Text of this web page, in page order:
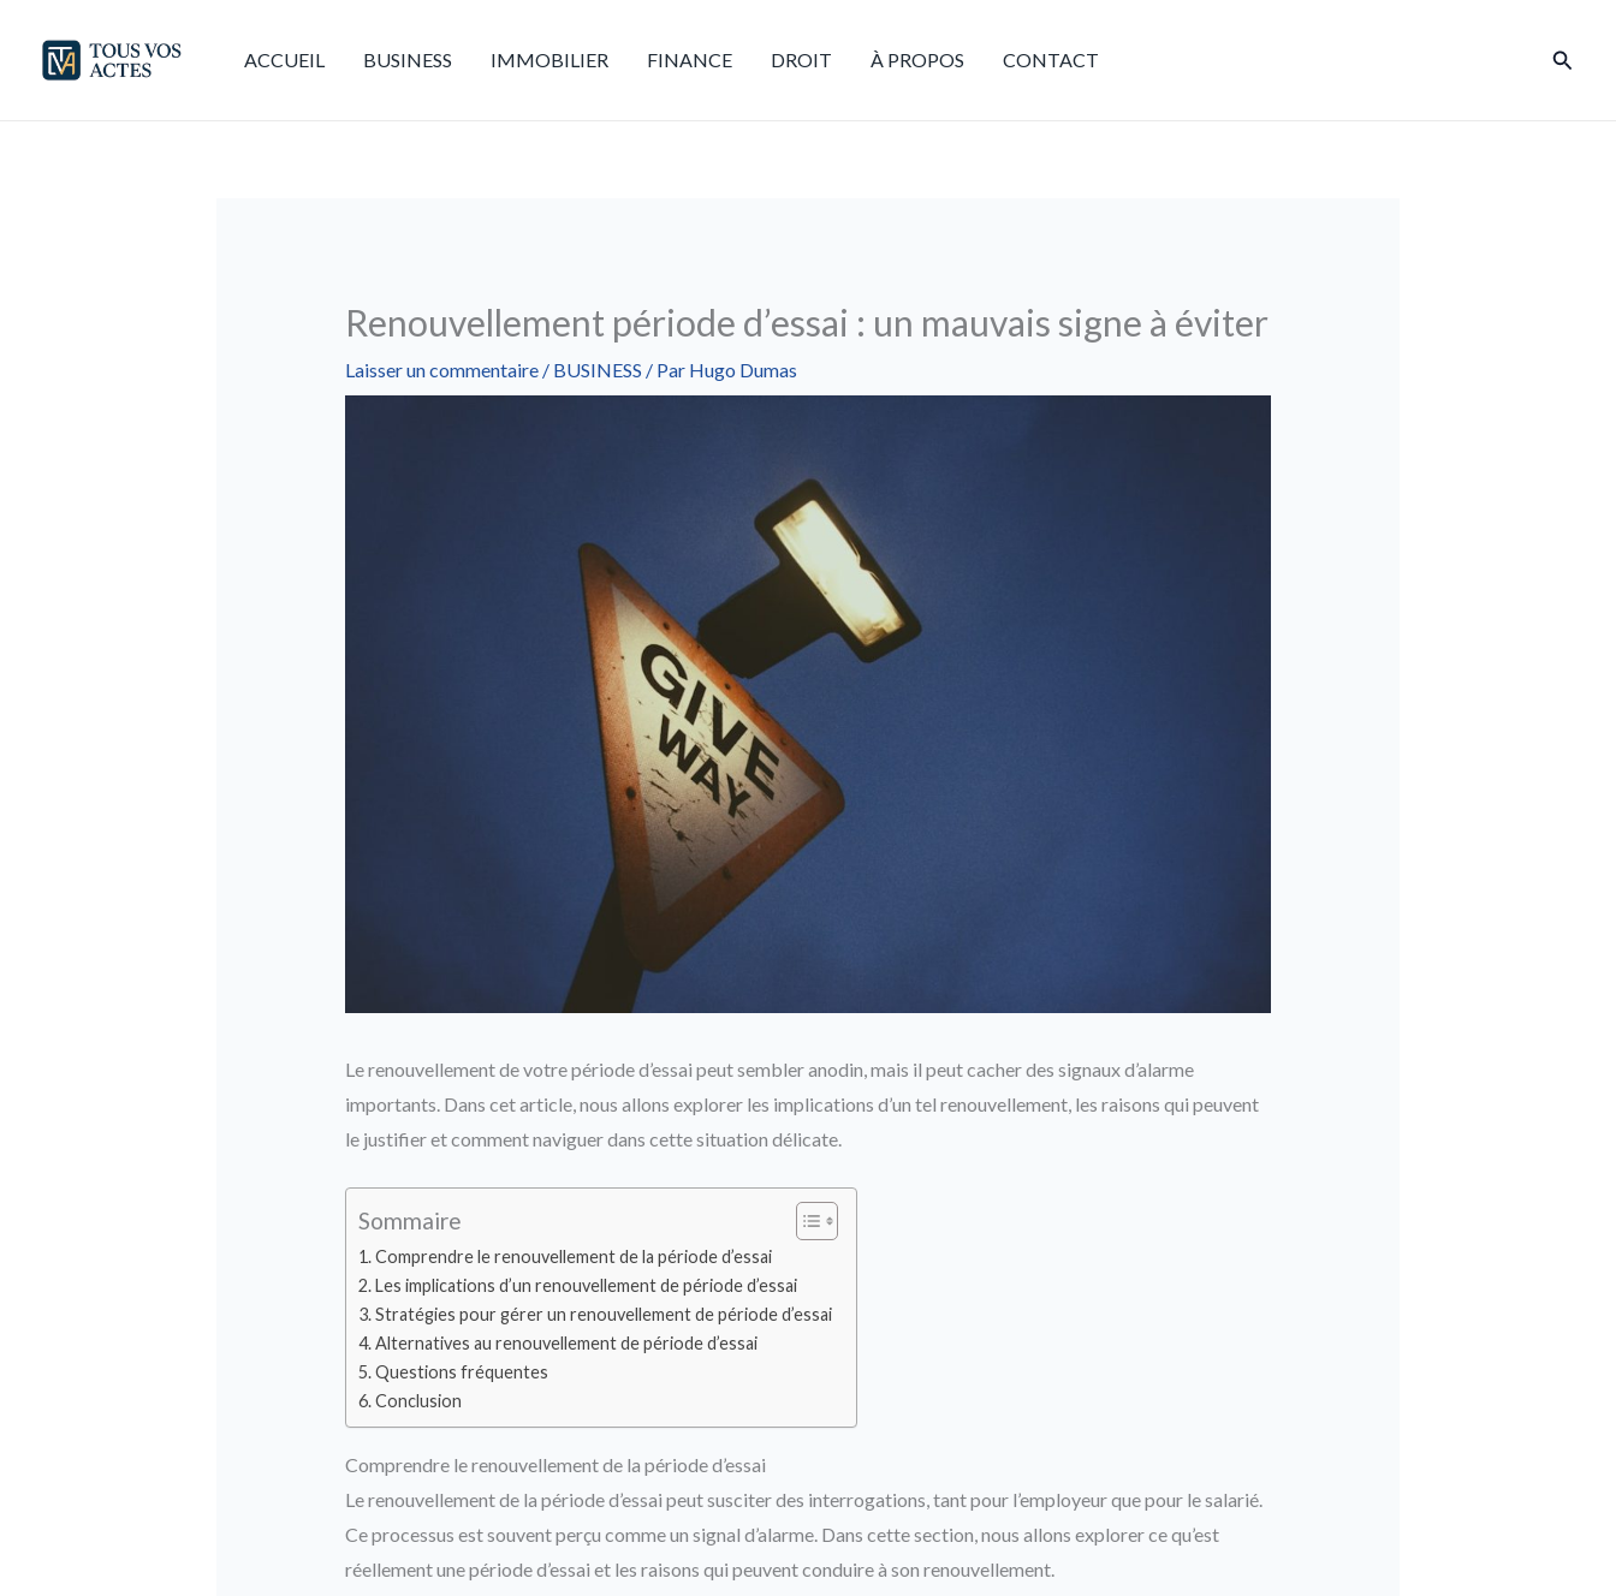
contenu
ACCUEIL BUSINESS IMMOBILIER FINANCE DROIT À PROPOS CONTACT
Renouvellement période d’essai : un mauvais signe à éviter
Laisser un commentaire / BUSINESS / Par Hugo Dumas
Le renouvellement de votre période d’essai peut sembler anodin, mais il peut cacher des signaux d’alarme
importants. Dans cet article, nous allons explorer les implications d’un tel renouvellement, les raisons qui peuvent
le justifier et comment naviguer dans cette situation délicate.
Sommaire
Comprendre le renouvellement de la période d’essai
Les implications d’un renouvellement de période d’essai
Stratégies pour gérer un renouvellement de période d’essai
Alternatives au renouvellement de période d’essai
Questions fréquentes
Conclusion
Comprendre le renouvellement de la période d’essai
Le renouvellement de la période d’essai peut susciter des interrogations, tant pour l’employeur que pour le salarié.
Ce processus est souvent perçu comme un signal d’alarme. Dans cette section, nous allons explorer ce qu’est
réellement une période d’essai et les raisons qui peuvent conduire à son renouvellement.